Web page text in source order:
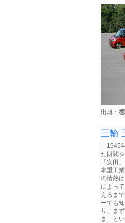
出典：
三輪
1945
た財閥
「安田
本重工
の情熱
によっ
えるま
ーでも
り、ま
ま」と